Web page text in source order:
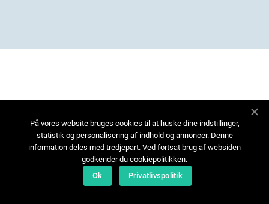
På vores website bruges cookies til at huske dine indstillinger,
statistik og personalisering af indhold og annoncer. Denne
information deles med tredjepart. Ved fortsat brug af websiden
godkender du cookiepolitikken.
Ok
Privatlivspolitik